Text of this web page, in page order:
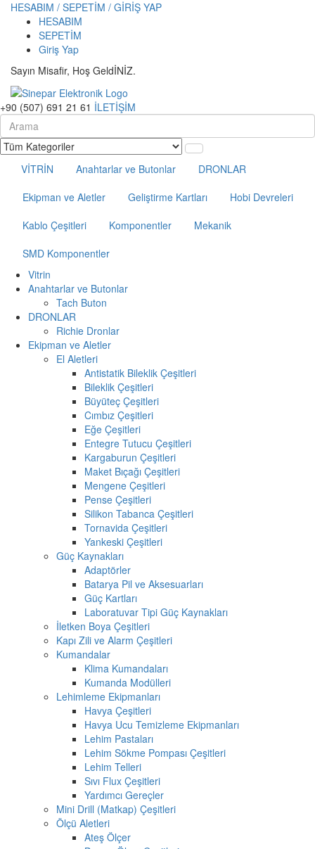
HESABIM / SEPETİM / GİRİŞ YAP
HESABIM
SEPETİM
Giriş Yap
Sayın Misafir, Hoş GeldİNİZ.
+90 (507) 691 21 61 İLETİŞİM
VİTRİN Anahtarlar ve Butonlar
DRONLAR
Ekipman ve Aletler
Geliştirme Kartları
Hobi Devreleri
Kablo Çeşitleri
Komponentler
Mekanik
SMD Komponentler
Vitrin
Anahtarlar ve Butonlar
Tach Buton
DRONLAR
Richie Dronlar
Ekipman ve Aletler
El Aletleri
Antistatik Bileklik Çeşitleri
Bileklik Çeşitleri
Büyüteç Çeşitleri
Cımbız Çeşitleri
Eğe Çeşitleri
Entegre Tutucu Çeşitleri
Kargaburun Çeşitleri
Maket Bıçağı Çeşitleri
Mengene Çeşitleri
Pense Çeşitleri
Silikon Tabanca Çeşitleri
Tornavida Çeşitleri
Yankeski Çeşitleri
Güç Kaynakları
Adaptörler
Batarya Pil ve Aksesuarları
Güç Kartları
Laboratuvar Tipi Güç Kaynakları
İletken Boya Çeşitleri
Kapı Zili ve Alarm Çeşitleri
Kumandalar
Klima Kumandaları
Kumanda Modülleri
Lehimleme Ekipmanları
Havya Çeşitleri
Havya Ucu Temizleme Ekipmanları
Lehim Pastaları
Lehim Sökme Pompası Çeşitleri
Lehim Telleri
Sıvı Flux Çeşitleri
Yardımcı Gereçler
Mini Drill (Matkap) Çeşitleri
Ölçü Aletleri
Ateş Ölçer